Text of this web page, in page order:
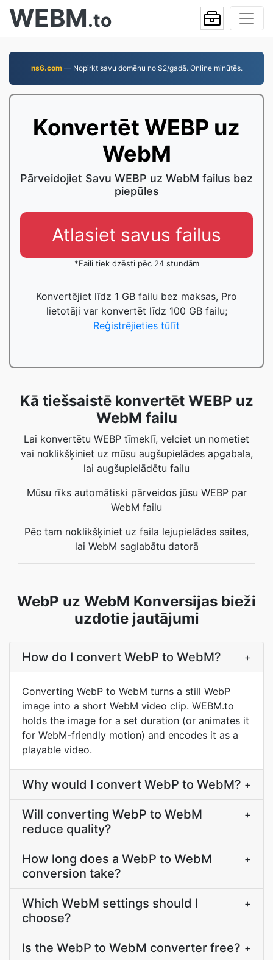
WEBM.to
ns6.com— Nopirkt savu domēnu no $2/gadā. Online minūtēs.
Konvertēt WEBP uz
WebM
Pārveidojiet Savu WEBP uz WebM failus bez
piepūles
Atlasiet savus failus
*Faili tiek dzēsti pēc 24 stundām
Konvertējiet līdz 1 GB failu bez maksas, Pro
lietotāji var konvertēt līdz 100 GB failu;
Reģistrējieties tūlīt
Kā tiešsaistē konvertēt WEBP uz
WebM failu
Lai konvertētu WEBP tīmeklī, velciet un nometiet
vai noklikšķiniet uz mūsu augšupielādes apgabala,
lai augšupielādētu failu
Mūsu rīks automātiski pārveidos jūsu WEBP par
WebM failu
Pēc tam noklikšķiniet uz faila lejupielādes saites,
lai WebM saglabātu datorā
WebP uz WebM Konversijas bieži
uzdotie jautājumi
How do I convert WebP to WebM? +
Converting WebP to WebM turns a still WebP
image into a short WebM video clip. WEBM.to
holds the image for a set duration (or animates it
for WebM-friendly motion) and encodes it as a
playable video.
Why would I convert WebP to WebM? +
Will converting WebP to WebM
reduce quality?
+
How long does a WebP to WebM
conversion take?
+
Which WebM settings should I
choose?
+
Is the WebP to WebM converter free? +